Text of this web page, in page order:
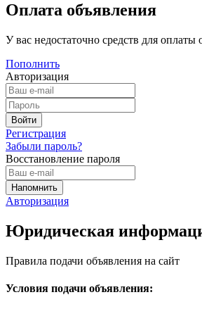
Оплата объявления
У вас недостаточно средств для оплаты
Пополнить
Авторизация
Регистрация
Забыли пароль?
Восстановление пароля
Авторизация
Юридическая
Правила подачи объявления на сайт
Условия подачи объявления: